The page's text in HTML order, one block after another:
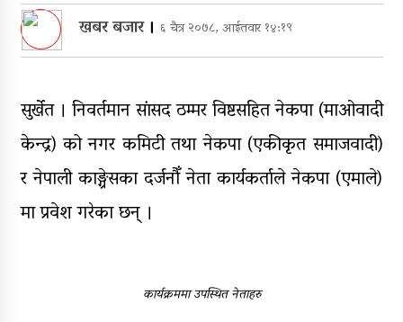
सञ्चालनमा, शुल्कदर यस्तो छ…
पुन: एमाले-नेकपा सहकार्यमा, प्रदेशको
आठ लाख २१ हजार घुससहित सिँचाइ
डिभिजन सर्लाहीका प्रमुख र अधिकृत
पक्राउ
घरमाथि पहिरो खस्दा ३ वर्षीय बालकको
मृत्यु, दुई घाइते
खबर बजार। ६ चैत्र २०७८, आईतवार १४:१९
सुर्खेत । निवर्तमान सांसद ठम्मर विष्टसहित नेकपा (माओवादी
केन्द्र) को नगर कमिटी तथा नेकपा (एकीकृत समाजवादी)
र नेपाली काङ्ग्रेसका दर्जनौँ नेता कार्यकर्ताले नेकपा (एमाले)
मा प्रवेश गरेका छन् ।
कार्यक्रममा उपस्थित नेताहरु